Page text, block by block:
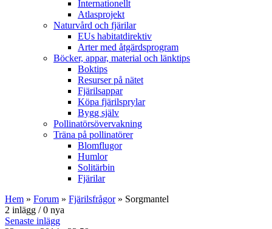
Internationellt
Atlasprojekt
Naturvård och fjärilar
EUs habitatdirektiv
Arter med åtgärdsprogram
Böcker, appar, material och länktips
Boktips
Resurser på nätet
Fjärilsappar
Köpa fjärilsprylar
Bygg själv
Pollinatörsövervakning
Träna på pollinatörer
Blomflugor
Humlor
Solitärbin
Fjärilar
Hem » Forum » Fjärilsfrågor» Sorgmantel
2 inlägg / 0 nya
Senaste inlägg